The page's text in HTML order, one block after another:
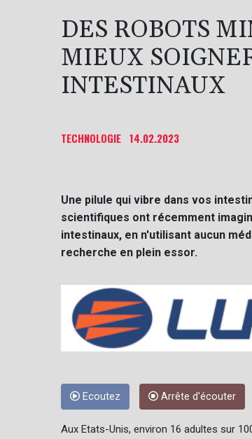
DES ROBOTS
MIEUX
INTESTINAUX
TECHNOLOGIE 14.02.2023
Une pilule qui vibre dans vos
scientifiques ont récemment
intestinaux, en n'utilisant aucun
recherche en plein essor.
Ecoutez Arrête d'écouter
Aux Etats-Unis, environ 16 adultes sur